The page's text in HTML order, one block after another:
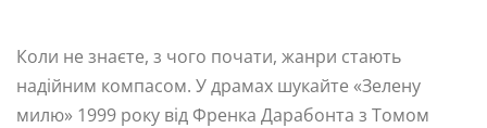
Коли не знаєте, з чого почати, жанри стають
надійним компасом. У драмах шукайте «Зелену
милю» 1999 року від Френка Дарабонта з Томом